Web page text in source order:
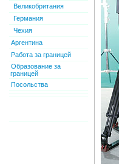
Великобритания
Германия
Чехия
Аргентина
Работа за границей
Образование за
границей
Посольства